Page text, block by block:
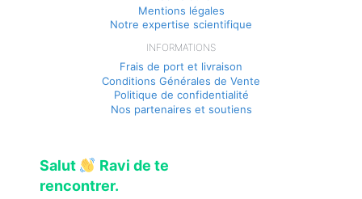
Mentions légales
Notre expertise scientifique
INFORMATIONS
Frais de port et livraison
Conditions Générales de Vente
Politique de confidentialité
Nos partenaires et soutiens
Salut
Ravi de te
rencontrer.